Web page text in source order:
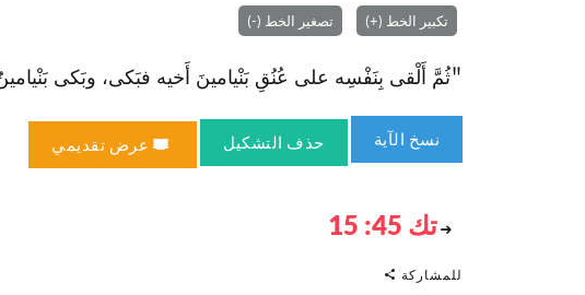
تكبير الخط (+) تصغير الخط (-)
"ثُمَّ أَلْقى بِنَفْسِه على عُنُقِ بَنْيامينَ أَخيه فبَكى، وبَكى بَنْيامينُ
نسخ الآية حذف التشكيل عرض تقديمي
تك 45: 15
للمشاركة